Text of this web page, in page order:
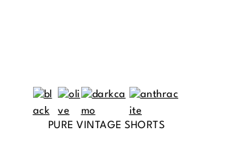
PURE VINTAGE SHORTS